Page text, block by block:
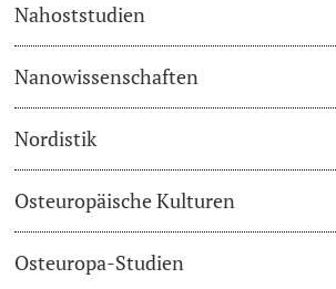
Lernbörse
Nahoststudien
Nanowissenschaften
Nordistik
Osteuropäische Kulturen
Osteuropa-Studien